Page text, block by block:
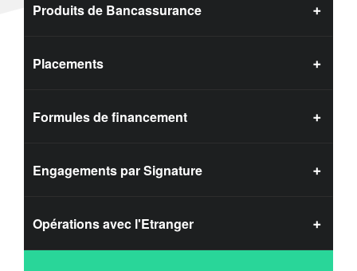
Produits de Bancassurance
Placements
Formules de financement
Engagements par Signature
Opérations avec l'Etranger